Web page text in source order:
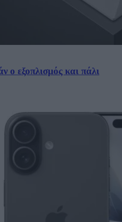
εξοπλισμός και πάλι